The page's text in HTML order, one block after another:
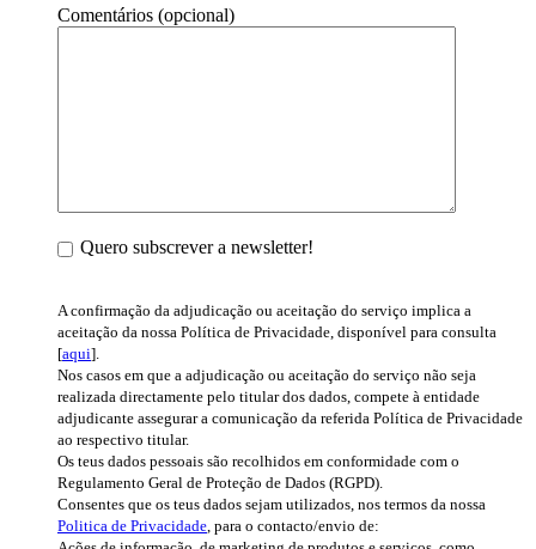
Comentários (opcional)
Quero subscrever a newsletter!
A confirmação da adjudicação ou aceitação do serviço implica a
aceitação da nossa Política de Privacidade, disponível para consulta
[aqui].
Nos casos em que a adjudicação ou aceitação do serviço não seja
realizada directamente pelo titular dos dados, compete à entidade
adjudicante assegurar a comunicação da referida Política de Privacidade
ao respectivo titular.
Os teus dados pessoais são recolhidos em conformidade com o
Regulamento Geral de Proteção de Dados (RGPD).
Consentes que os teus dados sejam utilizados, nos termos da nossa
Politica de Privacidade, para o contacto/envio de: